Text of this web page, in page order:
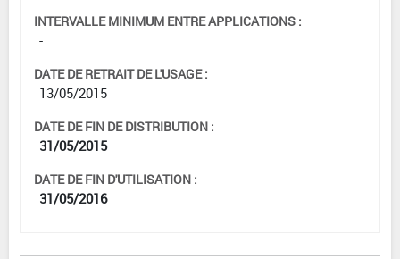
INTERVALLE MINIMUM ENTRE APPLICATIONS :
-
DATE DE RETRAIT DE L'USAGE :
13/05/2015
DATE DE FIN DE DISTRIBUTION :
31/05/2015
DATE DE FIN D'UTILISATION :
31/05/2016